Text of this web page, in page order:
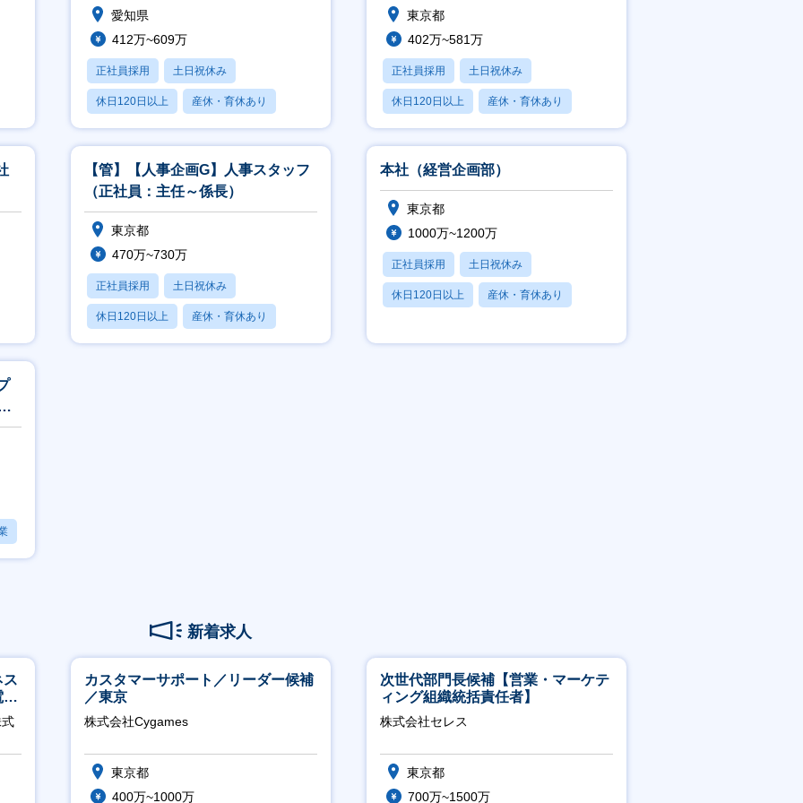
愛知県
412万~609万
正社員採用 土日祝休み
休日120日以上 産休・育休あり
賞与あり
東京都
402万~581万
正社員採用 土日祝休み
休日120日以上 産休・育休あり
賞与あり
【管】【人事企画G】人事スタッフ
（正社員：主任～係長）
東京都
470万~730万
正社員採用 土日祝休み
休日120日以上 産休・育休あり
月残業20時間以内
本社（経営企画部）
東京都
1000万~1200万
正社員採用 土日祝休み
休日120日以上 産休・育休あり
新着求人
ス
カスタマーサポート／リーダー候補
／東京
株式会社Cygames
東京都
400万~1000万
次世代部門長候補【営業・マーケテ
ィング組織統括責任者】
株式会社セレス
東京都
700万~1500万